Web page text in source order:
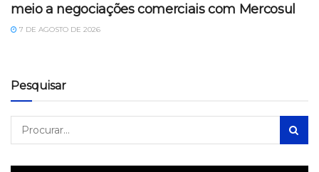
meio a negociações comerciais com Mercosul
7 DE AGOSTO DE 2026
Pesquisar